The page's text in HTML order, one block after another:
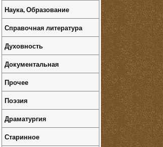
Наука, Образование
Справочная литература
Духовность
Документальная
Прочее
Поэзия
Драматургия
Старинное